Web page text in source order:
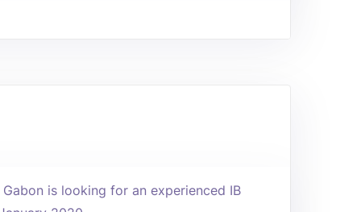
is looking for an experienced IB